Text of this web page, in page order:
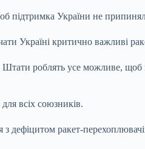
підтримка України не
Україні критично важливі
роблять усе можливе, щоб
всіх союзників.
дефіцитом ракет-